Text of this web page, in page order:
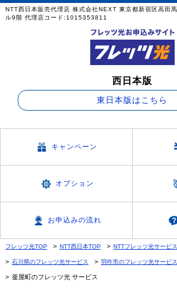
NTT西日本販売代理店 株式会社NEXT 東京都新宿区高田馬場4-40-11 高田馬場看山ビ
ル9階 代理店コード:1015353811
西日本版
東日本版はこちら
キャンペーン
オプション
お申込みの流れ
フレッツ光TOP NTT西日本TOP NTTフレッツ光サービス
石川県のフレッツ光サービス 羽咋市のフレッツ光サービス
釜屋町のフレッツ光 サービス